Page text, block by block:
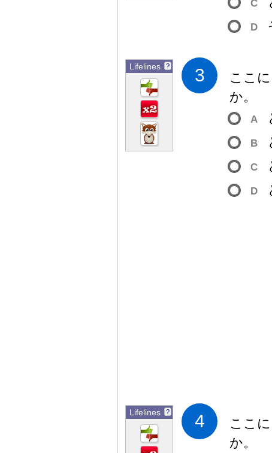
C
D
Lifelines ? 3 ここ
か。
A
B
C
D
Lifelines ? 4 ここ
か。